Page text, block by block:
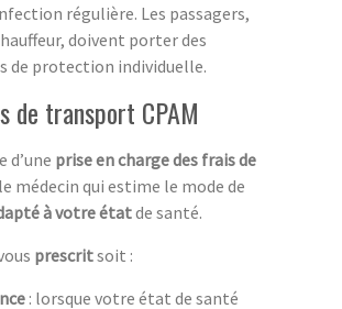
régulière. Les passagers,
doivent porter des
de protection individuelle.
de transport CPAM
d’une prise en charge des frais de
médecin qui estime le mode de
à votre étatde santé.
prescritsoit :
: lorsque votre état de santé